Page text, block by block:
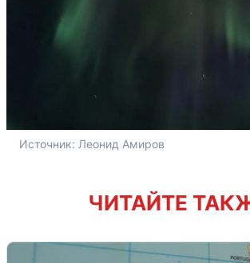
Источник: Леонид Амиров
ЧИТАЙТЕ